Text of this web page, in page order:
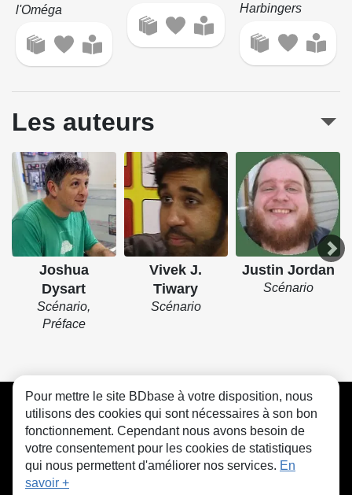
l'Oméga
Harbingers
Les auteurs
Joshua
Dysart
Scénario,
Préface
Vivek J.
Tiwary
Scénario
Justin Jordan
Scénario
CGU FAQ Contact Cookies
Pour mettre le site BDbase à votre disposition, nous
utilisons des cookies qui sont nécessaires à son bon
fonctionnement. Cependant nous avons besoin de
votre consentement pour les cookies de statistiques
qui nous permettent d'améliorer nos services. En
savoir +